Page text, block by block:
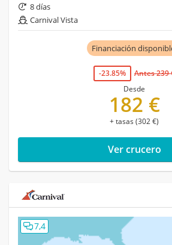
8 días
Carnival Vista
Financiación
-23.85%
Antes 239
Desde
182 €
+ tasas (302 €)
Ver crucero
7,4